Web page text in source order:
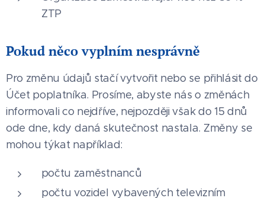
ZTP
Pokud něco vyplním nesprávně
Pro změnu údajů stačí vytvořit nebo se přihlásit do
Účet poplatníka. Prosíme, abyste nás o změnách
informovali co nejdříve, nejpozději však do 15 dnů
ode dne, kdy daná skutečnost nastala. Změny se
mohou týkat například:
⁠počtu zaměstnanců
počtu vozidel vybavených televizním